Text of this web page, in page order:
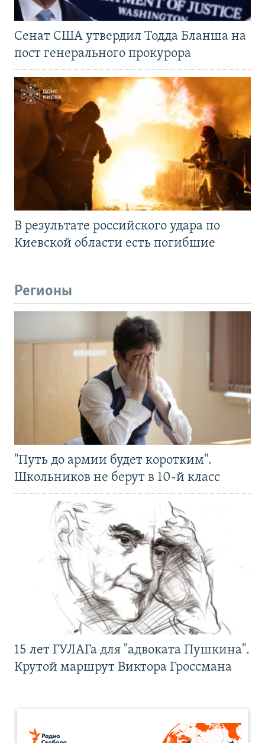
Сенат США утвердил Тодда Бланша на
пост генерального прокурора
В результате российского удара по
Киевской области есть погибшие
Регионы
"Путь до армии будет коротким".
Школьников не берут в 10-й класс
15 лет ГУЛАГа для "адвоката Пушкина".
Крутой маршрут Виктора Гроссмана